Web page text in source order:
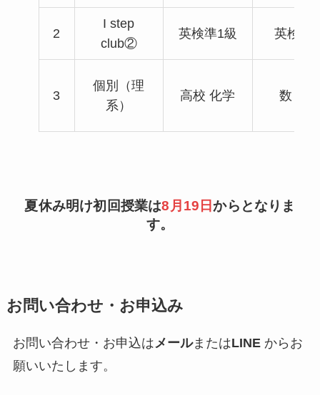
2
I step
club②
英検準1級 英検1級
3
個別（理
系）
高校 化学 数ⅢC
夏休み明け初回授業は8月19日からとなりま
す。
お問い合わせ・お申込み
お問い合わせ・お申込はメールまたはLINEからお
願いいたします。